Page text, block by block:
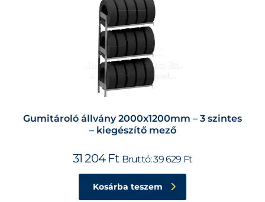
Gumitároló állvány 2000x1200mm – 3 szintes
– kiegészítő mező
31 204 Ft Bruttó:39 629 Ft
Kosárba teszem